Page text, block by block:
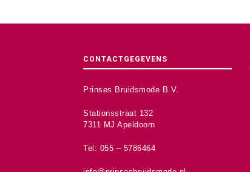
CONTACTGEGEVENS
Prinses Bruidsmode B.V.
Stationsstraat 132
7311 MJ Apeldoorn
Tel: 055 – 5786464